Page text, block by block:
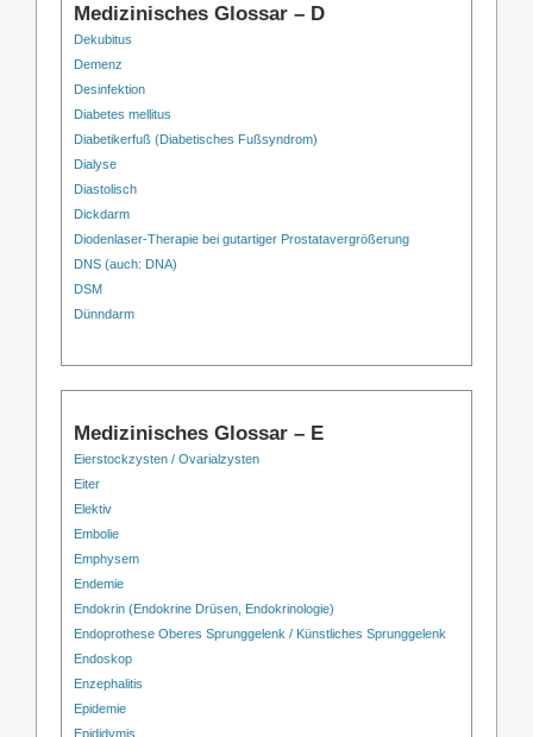
Medizinisches Glossar – D
Dekubitus
Demenz
Desinfektion
Diabetes mellitus
Diabetikerfuß (Diabetisches Fußsyndrom)
Dialyse
Diastolisch
Dickdarm
Diodenlaser-Therapie bei gutartiger Prostatavergrößerung
DNS (auch: DNA)
DSM
Dünndarm
Medizinisches Glossar – E
Eierstockzysten / Ovarialzysten
Eiter
Elektiv
Embolie
Emphysem
Endemie
Endokrin (Endokrine Drüsen, Endokrinologie)
Endoprothese Oberes Sprunggelenk / Künstliches Sprunggelenk
Endoskop
Enzephalitis
Epidemie
Epididymis